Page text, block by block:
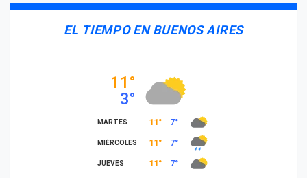
EL TIEMPO EN BUENOS AIRES